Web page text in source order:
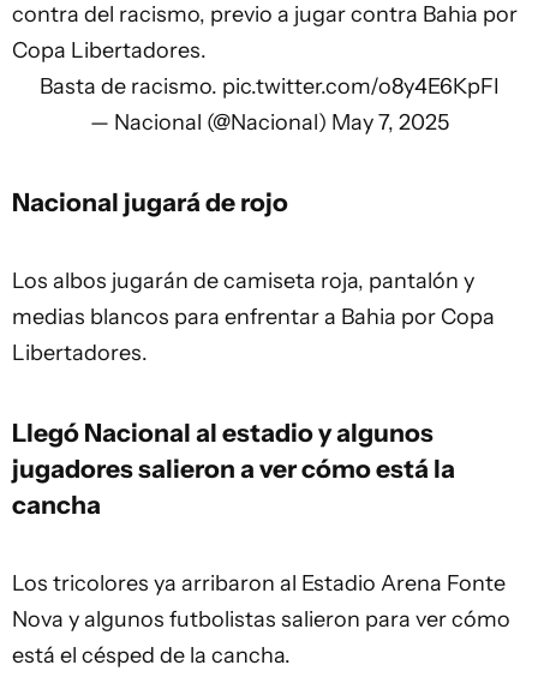
contra del racismo, previo a jugar contra Bahia por
Copa Libertadores.
Basta de racismo. pic.twitter.com/o8y4E6KpFI
— Nacional (@Nacional) May 7, 2025
Nacional jugará de rojo
Los albos jugarán de camiseta roja, pantalón y
medias blancos para enfrentar a Bahia por Copa
Libertadores.
Llegó Nacional al estadio y algunos
jugadores salieron a ver cómo está la
cancha
Los tricolores ya arribaron al Estadio Arena Fonte
Nova y algunos futbolistas salieron para ver cómo
está el césped de la cancha.